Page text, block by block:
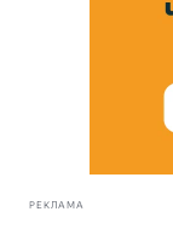
РЕКЛАМА